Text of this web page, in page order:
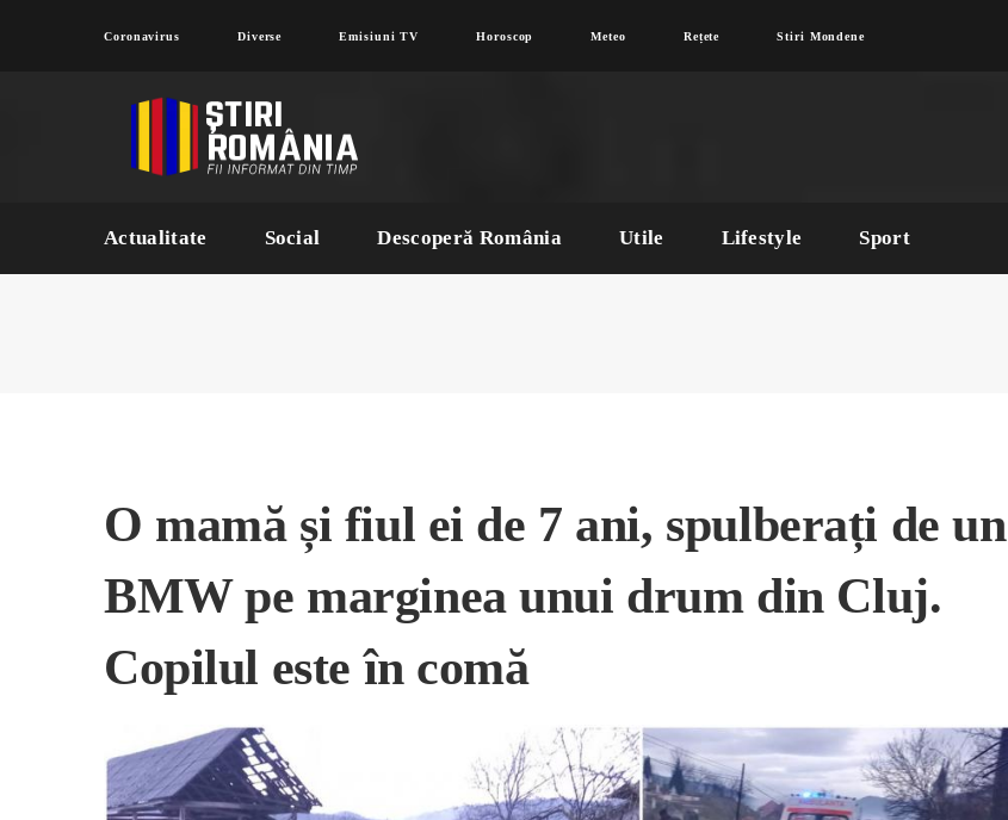
Coronavirus Diverse Emisiuni TV Horoscop Meteo Rețete Stiri Mondene
Actualitate Social Descoperă România Utile Lifestyle Sport
O mamă și fiul ei de 7 ani, spulberați de un
BMW pe marginea unui drum din Cluj.
Copilul este în comă